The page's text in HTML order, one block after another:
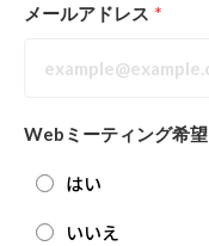
メールアドレス *
Webミーティング希望
はい
いいえ